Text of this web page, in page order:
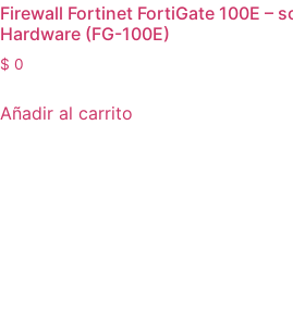
Firewall Fortinet FortiGate 100E –
Hardware (FG-100E)
$ 0
Añadir al carrito